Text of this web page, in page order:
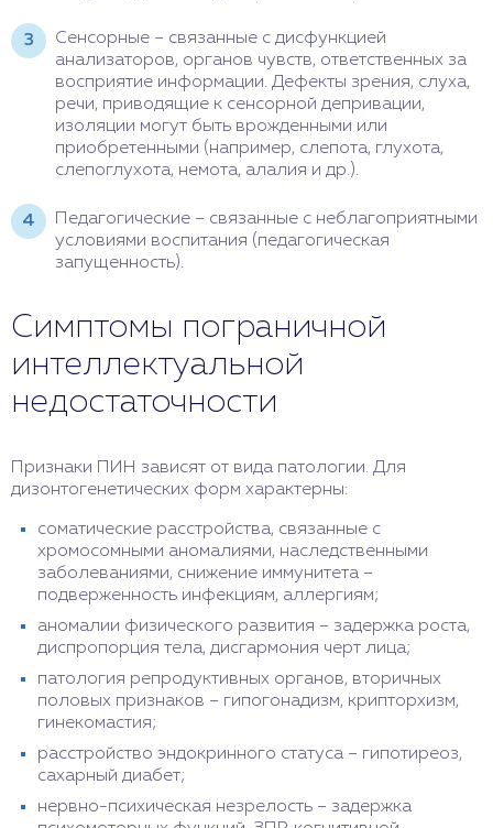
Сенсорные – связанные с дисфункцией
анализаторов, органов чувств, ответственных за
восприятие информации. Дефекты зрения, слуха,
речи, приводящие к сенсорной депривации,
изоляции могут быть врожденными или
приобретенными (например, слепота, глухота,
слепоглухота, немота, алалия и др.).
Педагогические – связанные с неблагоприятными
условиями воспитания (педагогическая
запущенность).
Симптомы пограничной
интеллектуальной
недостаточности
Признаки ПИН зависят от вида патологии. Для
дизонтогенетических форм характерны:
соматические расстройства, связанные с
хромосомными аномалиями, наследственными
заболеваниями, снижение иммунитета –
подверженность инфекциям, аллергиям;
аномалии физического развития – задержка роста,
диспропорция тела, дисгармония черт лица;
патология репродуктивных органов, вторичных
половых признаков – гипогонадизм, крипторхизм,
гинекомастия;
расстройство эндокринного статуса – гипотиреоз,
сахарный диабет;
нервно-психическая незрелость – задержка